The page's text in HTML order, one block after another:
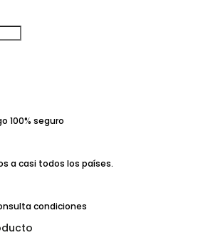
100% seguro
a casi todos los países.
condiciones